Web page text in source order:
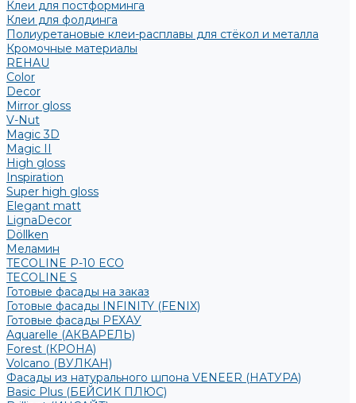
Клеи для постформинга
Клеи для фолдинга
Полиуретановые клеи-расплавы для стёкол и металла
Кромочные материалы
REHAU
Color
Decor
Mirror gloss
V-Nut
Magic 3D
Magic II
High gloss
Inspiration
Super high gloss
Elegant matt
LignaDecor
Döllken
Меламин
TECOLINE P-10 ECO
TECOLINE S
Готовые фасады на заказ
Готовые фасады INFINITY (FENIX)
Готовые фасады РЕХАУ
Aquarelle (АКВАРЕЛЬ)
Forest (КРОНА)
Volcano (ВУЛКАН)
Фасады из натурального шпона VENEER (НАТУРА)
Basic Plus (БЕЙСИК ПЛЮС)